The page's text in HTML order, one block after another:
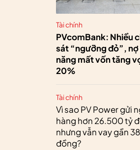
Tài chính
PVcomBank: Nhiều
sát “ngưỡng đỏ”, nợ
năng mất vốn tăng
20%
Tài chính
Vì sao PV Power gửi
hàng hơn 26.500 tỷ
nhưng vẫn vay gần
đồng?